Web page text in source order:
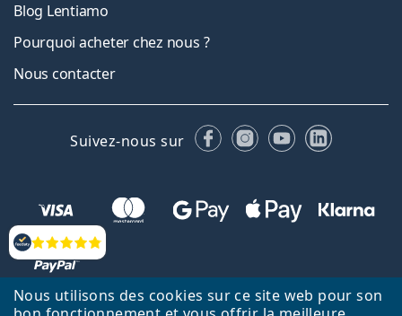
Nous utilisons des cookies sur ce site web pour son
Évaluation
Blog Lentiamo
Pourquoi acheter chez nous ?
Nous contacter
Suivez-nous sur FacebookInstagram
YouTubeLinkedIn